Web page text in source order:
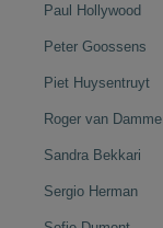
Paul Hollywood
Peter Goossens
Piet Huysentruyt
Roger van Damme
Sandra Bekkari
Sergio Herman